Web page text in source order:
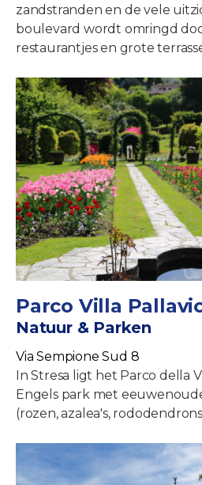
zandstranden en de vele
boulevard wordt omringd
restaurantjes en grote
Parco Villa
Natuur & Parken
Via Sempione Sud 8
In Stresa ligt het Parco della
Engels park met
(rozen, azalea's,